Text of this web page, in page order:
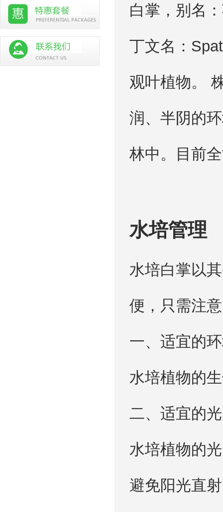
白掌，别名
丁文名：
观叶植物。
润、半阴的
林中。目前
水培管理
水培白掌以
便，只需注
一、适宜的
水培植物的
二、适宜的
水培植物的
避免阳光直